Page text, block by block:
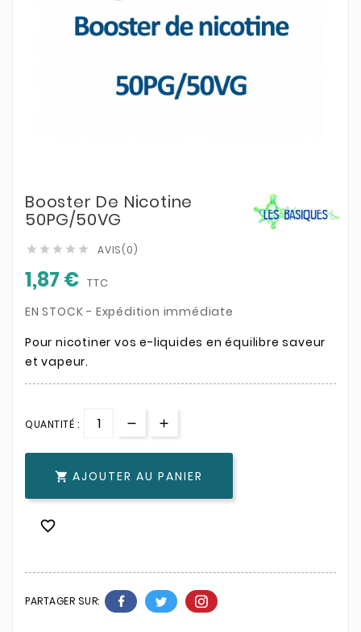
Booster De Nicotine
50PG/50VG
     AVIS(0)
1,87 € TTC
EN STOCK - Expédition immédiate
Pour nicotiner vos e-liquides en équilibre saveur
et vapeur.
QUANTITÉ :
 AJOUTER AU PANIER

PARTAGER SUR: